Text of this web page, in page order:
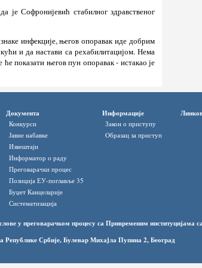
је Софронијевић стабилног здравственог
инфекције, његов опоравак иде добрим
и да настави са рехабилитацијом. Нема
ће показати његов пун опоравак - истакао је
Документа
Конкурси
Јавне набавке
Извештаји
Информатор o раду
Преговарачки процес
Позиција ЕУ-поглавље 35
Буџет Канцеларије
Систематизација
Информације
Закон о приступу
Oбразац за приступ
у преговарачком процесу са Привременим институцијама
Републике Србије, Булевар Михаjла Пупина 2, Београд